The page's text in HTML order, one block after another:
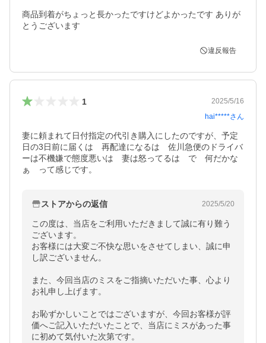
商品到着がちょっと長かったですけどよかったです ありが
とうございます
違反報告
1
2025/5/16
hai*****さん
妻に頼まれて日付指定の代引き購入にしたのですが、予定
日の3日前に届くは　再配達になるは　佐川急便のドライバ
ーは不機嫌で態度悪いは　妻は怒ってるは　で　何だかな
ぁ　って感じです。
ストアからの返信 2025/5/20
この度は、当店をご利用いただきまして誠に有り難う
ございます。
お客様には大変ご不快な思いをさせてしまい、誠に申
し訳ございません。
また、今回当店のミスをご指摘いただいた事、心より
お礼申し上げます。
お恥ずかしいことではございますが、今回お客様が評
価へご記入いただいたことで、当店にミスがあった事
に初めて気付いた次第です。